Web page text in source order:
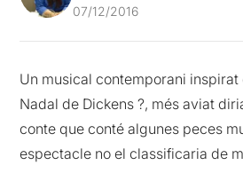
07/12/2016
Un musical contemporani inspirat
Nadal de Dickens ?, més aviat
conte que conté algunes peces
espectacle no el classificaria de